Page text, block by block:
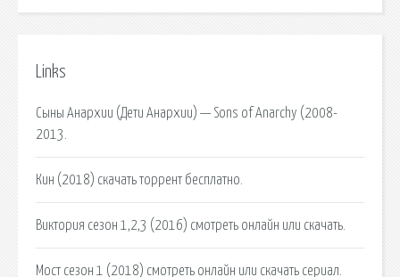
Links
Сыны Анархии (Дети Анархии) — Sons of Anarchy (2008-
2013.
Кин (2018) скачать торрент бесплатно.
Виктория сезон 1,2,3 (2016) смотреть онлайн или скачать.
Мост сезон 1 (2018) смотреть онлайн или скачать сериал.